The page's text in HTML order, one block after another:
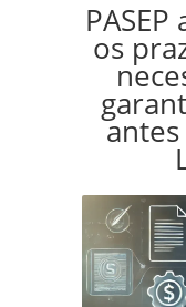
os